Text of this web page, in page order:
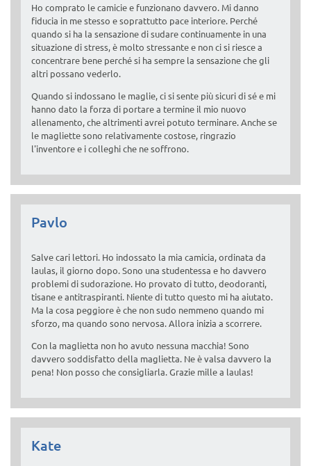
Ho comprato le camicie e funzionano davvero. Mi danno
fiducia in me stesso e soprattutto pace interiore. Perché
quando si ha la sensazione di sudare continuamente in una
situazione di stress, è molto stressante e non ci si riesce a
concentrare bene perché si ha sempre la sensazione che gli
altri possano vederlo.
Quando si indossano le maglie, ci si sente più sicuri di sé e mi
hanno dato la forza di portare a termine il mio nuovo
allenamento, che altrimenti avrei potuto terminare. Anche se
le magliette sono relativamente costose, ringrazio
l'inventore e i colleghi che ne soffrono.
Pavlo
Salve cari lettori. Ho indossato la mia camicia, ordinata da
laulas, il giorno dopo. Sono una studentessa e ho davvero
problemi di sudorazione. Ho provato di tutto, deodoranti,
tisane e antitraspiranti. Niente di tutto questo mi ha aiutato.
Ma la cosa peggiore è che non sudo nemmeno quando mi
sforzo, ma quando sono nervosa. Allora inizia a scorrere.
Con la maglietta non ho avuto nessuna macchia! Sono
davvero soddisfatto della maglietta. Ne è valsa davvero la
pena! Non posso che consigliarla. Grazie mille a laulas!
Kate